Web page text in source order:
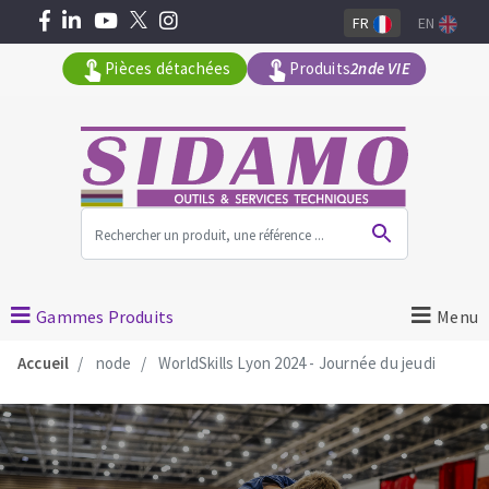
Surfaceuses à béton
Carotteuses
Coupe carreaux manuels
OUTILS DIAMANTÉS
Pièces détachées Produits2nde VIE
FR EN
Gammes Produits Menu
Accueil node WorldSkills Lyon 2024 - Journée du jeudi